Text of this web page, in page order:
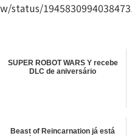
status/
SUPER ROBOT WARS Y recebe
DLC de aniversário
Beast of Reincarnation já está